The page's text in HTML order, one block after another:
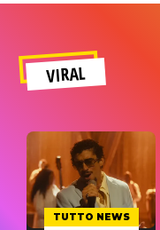
VIRAL
TUTTO NEWS